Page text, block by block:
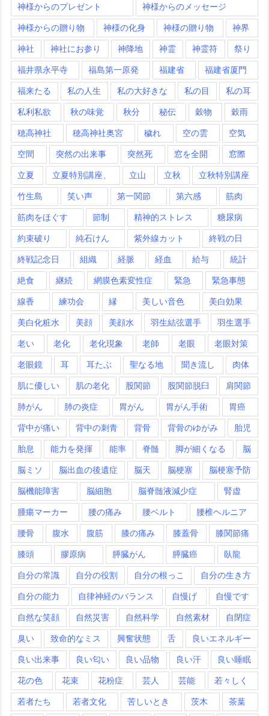
神様からのプレゼント 神様からのメッセージ
神様からの贈り物 神様の化身 神様の贈り物 神界
神社 神社にお参り 神降地 神霊 神霊符 祭り
福井県永平寺 福島第一原発 福建省 福建省厦門
福来たる 私の人生 私の大好きな 私の目 私の耳
私利私欲 秋の味覚 秋分 秘伝 穀物 穀雨
穂高神社 穂高神社奥宮 穢れ 空の雲 空気
空間 突然の出来事 突然死 窓を全開 窓際
立夏 立夏特別講座、 立山 立秋 立秋特別講座
竹生島 笑い声 第一関節 第六感 筋肉
筋肉をほぐす 節制 精神的ストレス 糖尿病
約束破り 純石けん 紫外線カット 終戦の日
終戦記念日 組織 経脈 経血 給与 統計
絶食 継続 網膜色素変性症 緊急 緊急事態
線香 練功会 縁 美しい音色 美白効果
美白化粧水 美顔 美顔水 羽生結弦選手 羽生選手
老い 老化 老化現象 老師 老眼 老眼対策
老眼鏡 耳 耳たぶ 聖なる地 聞き流し 肉体
肌に優しい 肌の老化 股関節 股関節脱臼 肩関節
肺がん 肺の炎症 胃がん 胃がん手術 胃癌
背中が痛い 背中の刺青 背骨 背骨のゆがみ 胎児
胎息 能力を発揮 能率 脊髄 脚が細くなる 脳
脳ミソ 脳出血の後遺症 脳天 脳梗塞 脳梗塞予防
脳機能障害 脳細胞 脳脊髄液減少症 腎虚
腫瘍マーカー 腰の痛み 腰ベルト 腰椎ヘルニア
腰骨 腹水 腹筋 膝の痛み 膝蓋骨 膝関節痛
膝頭 膠原病 膵臓がん 膵臓癌 臥龍
自分の常識 自分の役割 自分の根っこ 自分の生き方
自分の能力 自律神経のバランス 自慢げ 自慢です
自然な笑顔 自然災害 自然科学 自然素材 自閉症
臭い 致命的なミス 興奮状態 舌 良いエネルギー
良い出来事 良い匂い 良い品物 良い汗 良い睡眠
花の色 花束 花粉症 芸人 芸能 若々しく
若者たち 若者文化 苦しいとき 茨木 茶葉